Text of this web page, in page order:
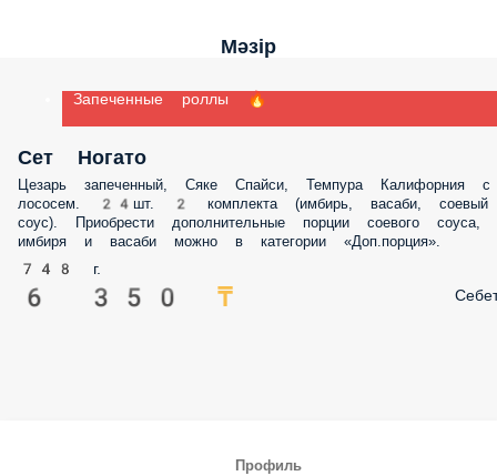
Мәзір
Запеченные роллы 🔥
Сет Ногато
Цезарь запеченный, Сяке Спайси, Темпура Калифорния с
лососем. 24шт. 2 комплекта (имбирь, васаби, соевый
соус). Приобрести дополнительные порции соевого соуса,
имбиря и васаби можно в категории «Доп.порция».
748 г.
6 350 ₸
Профиль